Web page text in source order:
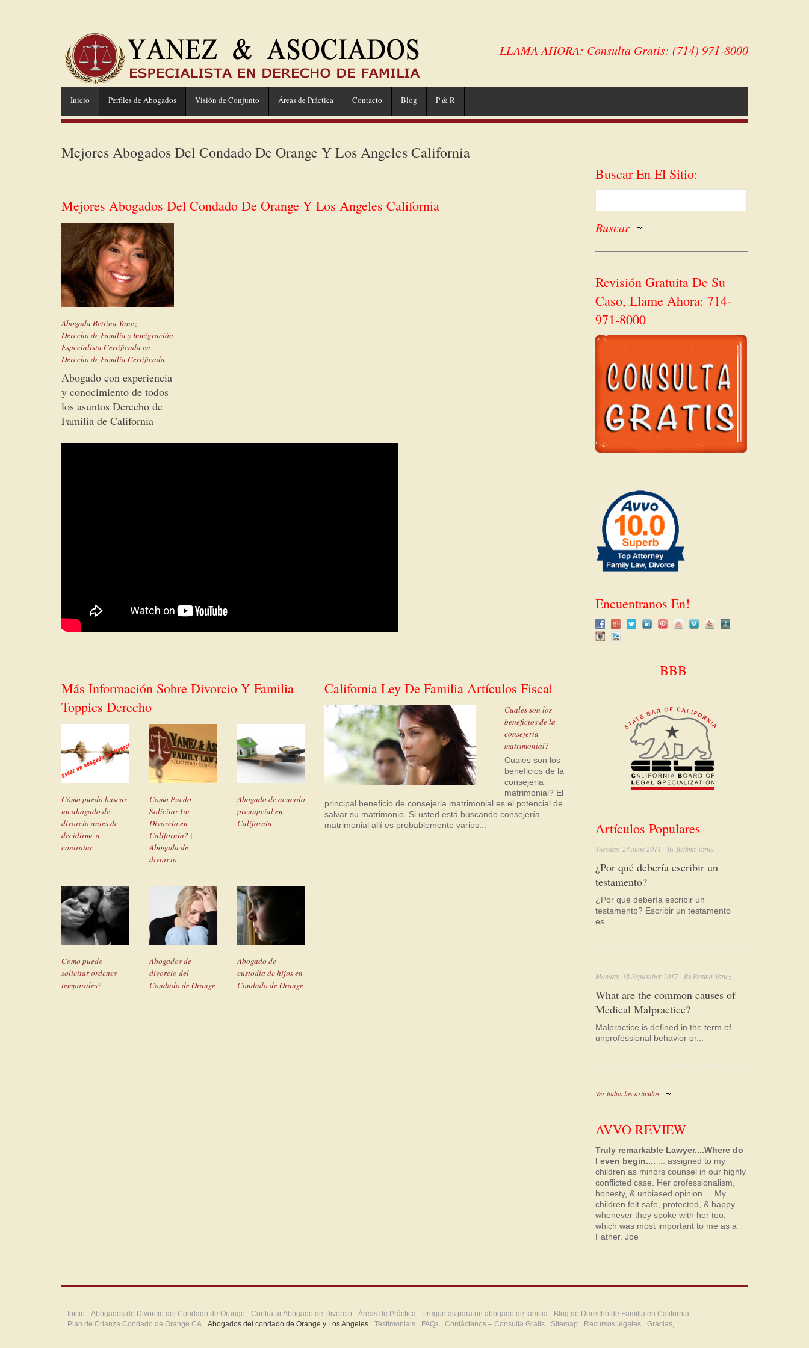
LLAMA AHORA: Consulta Gratis: (714) 971-8000
Inicio Perfiles de Abogados Visión de Conjunto Áreas de Práctica Contacto Blog P & R
Mejores Abogados Del Condado De Orange Y Los Angeles California
Mejores Abogados Del Condado De Orange Y Los Angeles California
Abogada Bettina Yanez
Derecho de Familia y Inmigración
Especialista Certificada en
Derecho de Familia Certificada
Abogado con experiencia
y conocimiento de todos
los asuntos Derecho de
Familia de California
Más Información Sobre Divorcio Y Familia
Toppics Derecho
Cómo puedo buscar
un abogado de
divorcio antes de
decidirme a
contratar
Como Puedo
Solicitar Un
Divorcio en
California? |
Abogada de
divorcio
Abogado de acuerdo
prenupcial en
California
Como puedo
solicitar ordenes
temporales?
Abogados de
divorcio del
Condado de Orange
Abogado de
custodia de hijos en
Condado de Orange
California Ley De Familia Artículos Fiscal
Cuales son los
beneficios de la
consejeria
matrimonial?
Cuales son los
beneficios de la
consejeria
matrimonial? El
principal beneficio de consejeria matrimonial es el potencial de
salvar su matrimonio. Si usted está buscando consejería
matrimonial allí es probablemente varios...
Buscar En El Sitio:
Revisión Gratuita De Su
Caso, Llame Ahora: 714-
971-8000
Encuentranos En!
BBB
Artículos Populares
Tuesday, 24 June 2014 By Bettina Yanez
¿Por qué debería escribir un
testamento?
¿Por qué debería escribir un
testamento? Escribir un testamento
es...
Monday, 18 September 2017 By Bettina Yanez
What are the common causes of
Medical Malpractice?
Malpractice is defined in the term of
unprofessional behavior or...
Ver todos los artículos
AVVO REVIEW
Truly remarkable Lawyer....Where do
I even begin.... ... assigned to my
children as minors counsel in our highly
conflicted case. Her professionalism,
honesty, & unbiased opinion ... My
children felt safe, protected, & happy
whenever they spoke with her too,
which was most important to me as a
Father.Joe
Inicio Abogados de Divorcio del Condado de Orange Contratar Abogado de Divorcio Áreas de Práctica Preguntas para un abogado de familia
Blog de Derecho de Familia en California
Plan de Crianza Condado de Orange CA
Abogados del condado de Orange y Los Angeles Testimonials FAQs Contáctenos – Consulta Gratis Sitemap Recursos legales Gracias,